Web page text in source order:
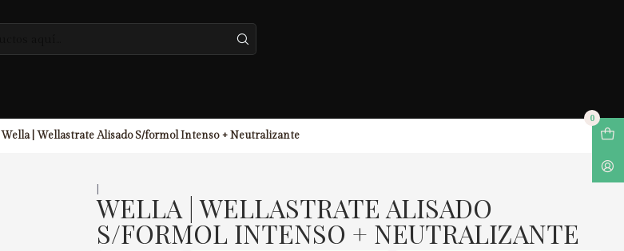
0
Wella | Wellastrate Alisado S/formol Intenso + Neutralizante
WELLA | WELLASTRATE ALISADO
S/FORMOL INTENSO + NEUTRALIZANTE